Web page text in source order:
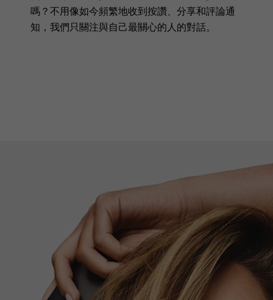
嗎？不用像如今頻繁地收到按讚、分享和評論通
知，我們只關注與自己最關心的人的對話。